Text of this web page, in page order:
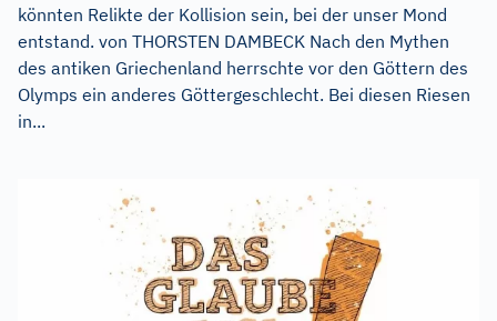
könnten Relikte der Kollision sein, bei der unser Mond
entstand. von THORSTEN DAMBECK Nach den Mythen
des antiken Griechenland herrschte vor den Göttern des
Olymps ein anderes Göttergeschlecht. Bei diesen Riesen
in...